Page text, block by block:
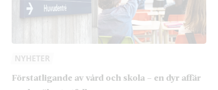
NYHETER
Förstatligande av vård och skola – en dyr affär